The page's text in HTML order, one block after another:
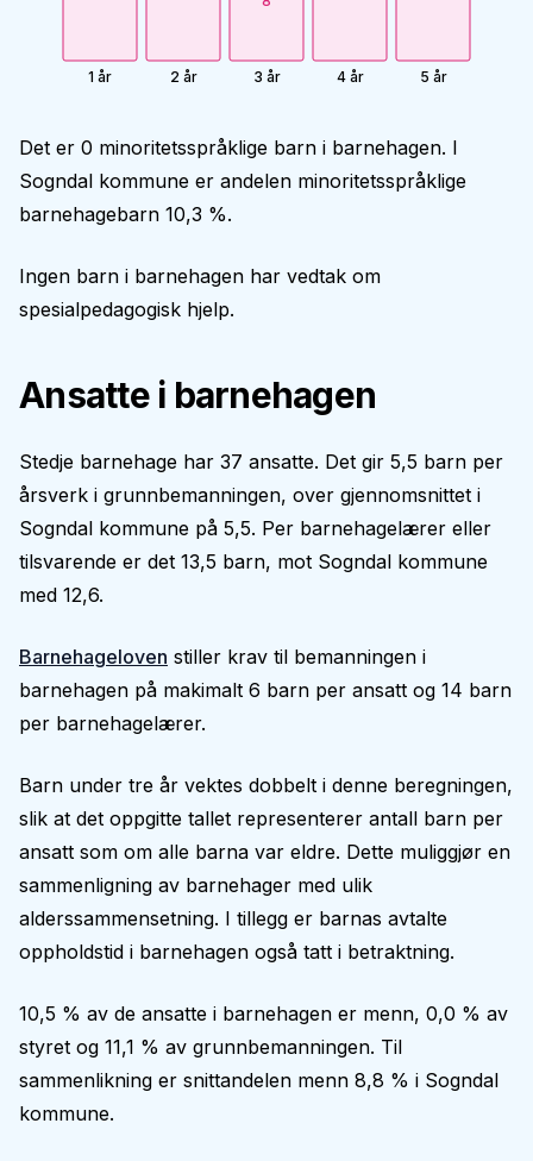
1 år 2 år 3 år 4 år 5 år
Det er 0 minoritetsspråklige barn i barnehagen. I
Sogndal kommune er andelen minoritetsspråklige
barnehagebarn 10,3 %.
Ingen barn i barnehagen har vedtak om
spesialpedagogisk hjelp.
Ansatte i barnehagen
Stedje barnehage har 37 ansatte. Det gir 5,5 barn per
årsverk i grunnbemanningen, over gjennomsnittet i
Sogndal kommune på 5,5. Per barnehagelærer eller
tilsvarende er det 13,5 barn, mot Sogndal kommune
med 12,6.
Barnehageloven stiller krav til bemanningen i
barnehagen på makimalt 6 barn per ansatt og 14 barn
per barnehagelærer.
Barn under tre år vektes dobbelt i denne beregningen,
slik at det oppgitte tallet representerer antall barn per
ansatt som om alle barna var eldre. Dette muliggjør en
sammenligning av barnehager med ulik
alderssammensetning. I tillegg er barnas avtalte
oppholdstid i barnehagen også tatt i betraktning.
10,5 % av de ansatte i barnehagen er menn, 0,0 % av
styret og 11,1 % av grunnbemanningen. Til
sammenlikning er snittandelen menn 8,8 % i Sogndal
kommune.